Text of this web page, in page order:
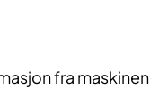
fra maskinen